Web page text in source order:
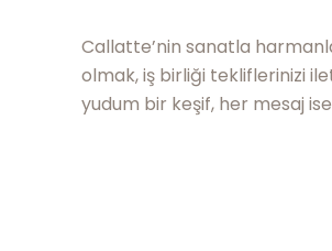
Callatte’nin sanatla
olmak, iş birliği tekliflerinizi
yudum bir keşif, her mesaj